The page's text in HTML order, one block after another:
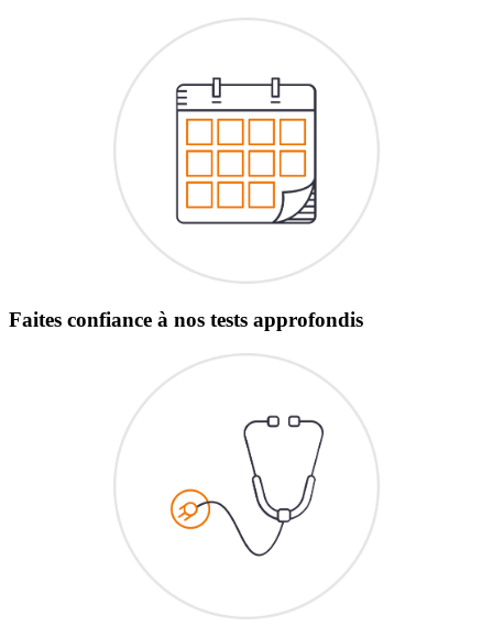
Faites confiance à nos tests approfondis